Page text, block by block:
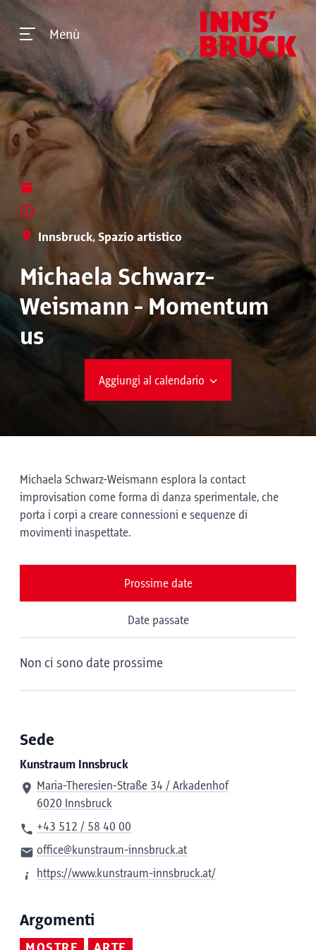
Menù
Innsbruck, Spazio artistico
Michaela Schwarz-
Weismann - Momentum
us
Aggiungi al calendario
Michaela Schwarz-Weismann esplora la contact
improvisation come forma di danza sperimentale, che
porta i corpi a creare connessioni e sequenze di
movimenti inaspettate.
Prossime date
Date passate
Non ci sono date prossime
Sede
Kunstraum Innsbruck
Maria-Theresien-Straße 34 / Arkadenhof
6020 Innsbruck
+43 512 / 58 40 00
office@kunstraum-innsbruck.at
https://www.kunstraum-innsbruck.at/
Argomenti